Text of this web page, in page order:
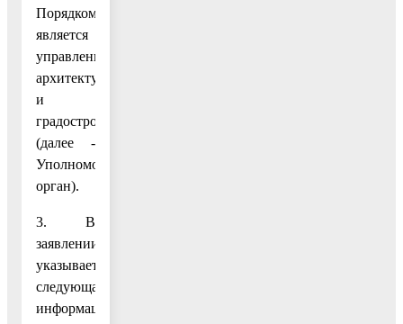
Порядком,
является
управление
архитектуры
и
градостроительства
(далее -
Уполномоченный
орган).
3. В
заявлении
указывается
следующая
информация: